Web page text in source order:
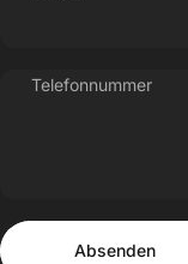
Telefonnummer
Absenden
Absenden